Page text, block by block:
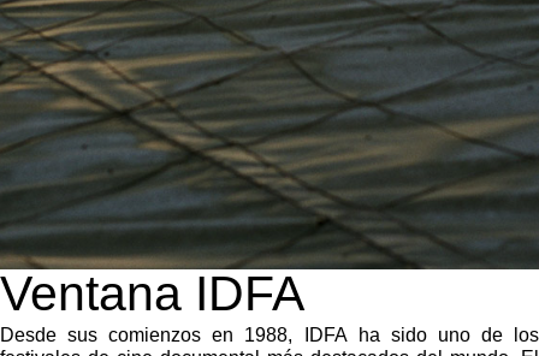
Ventana IDFA
Desde sus comienzos en 1988, IDFA ha sido uno de los